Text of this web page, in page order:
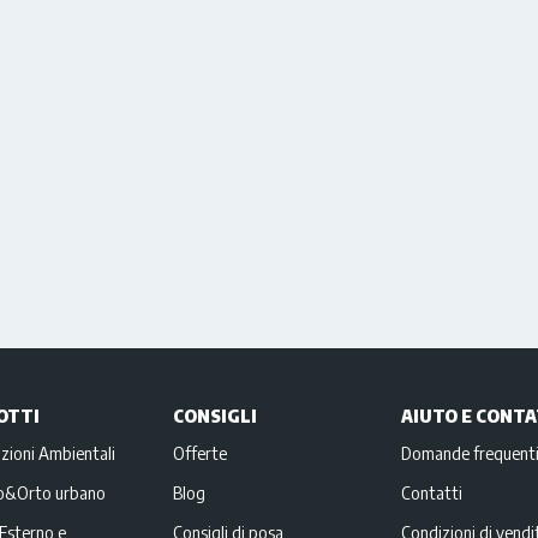
Ambientali
urbano
e
CONSIGLI
Offerte
Blog
Consigli di posa
AIUTO E
Domande frequenti
Contatti
Condizioni di